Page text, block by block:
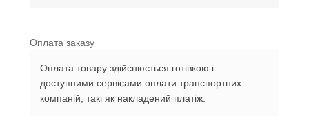
Оплата заказу
Оплата товару здійснюється готівкою і
доступними сервісами оплати транспортних
компаній, такі як накладений платіж.